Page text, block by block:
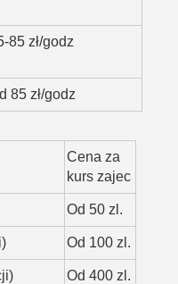
85 zł/godz
85 zł/godz
Cena za
kurs zajec
Od 50 zl.
Od 100 zl.
Od 400 zl.